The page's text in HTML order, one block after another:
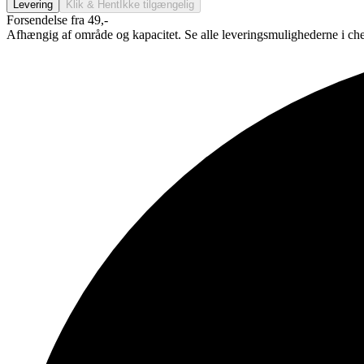
Levering Klik & Hent Ikke tilgængelig
Forsendelse fra 49,-
Afhængig af område og kapacitet. Se alle leveringsmulighederne i